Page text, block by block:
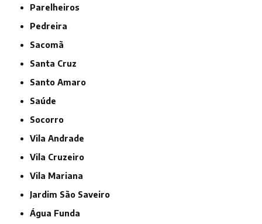
Parelheiros
Pedreira
Sacomã
Santa Cruz
Santo Amaro
Saúde
Socorro
Vila Andrade
Vila Cruzeiro
Vila Mariana
jardim São Saveiro
Água Funda